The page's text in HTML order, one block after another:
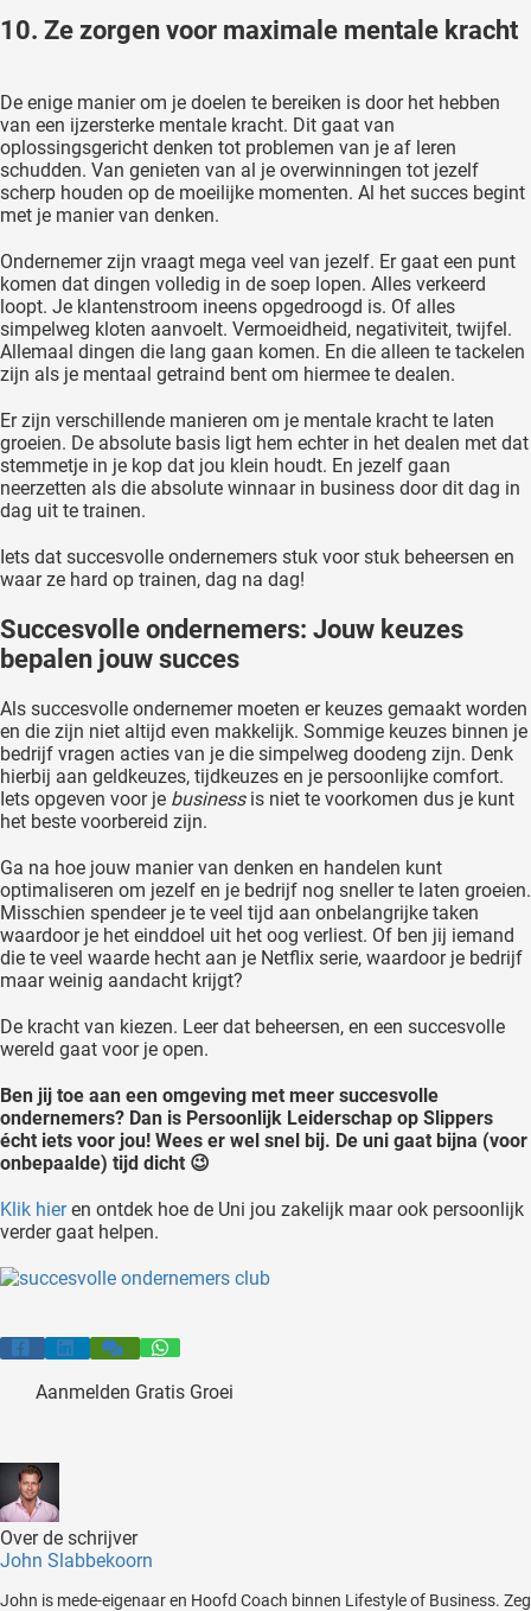
10. Ze zorgen voor maximale mentale kracht
De enige manier om je doelen te bereiken is door het hebben
van een ijzersterke mentale kracht. Dit gaat van
oplossingsgericht denken tot problemen van je af leren
schudden. Van genieten van al je overwinningen tot jezelf
scherp houden op de moeilijke momenten. Al het succes begint
met je manier van denken.
Ondernemer zijn vraagt mega veel van jezelf. Er gaat een punt
komen dat dingen volledig in de soep lopen. Alles verkeerd
loopt. Je klantenstroom ineens opgedroogd is. Of alles
simpelweg kloten aanvoelt. Vermoeidheid, negativiteit, twijfel.
Allemaal dingen die lang gaan komen. En die alleen te tackelen
zijn als je mentaal getraind bent om hiermee te dealen.
Er zijn verschillende manieren om je mentale kracht te laten
groeien. De absolute basis ligt hem echter in het dealen met dat
stemmetje in je kop dat jou klein houdt. En jezelf gaan
neerzetten als die absolute winnaar in business door dit dag in
dag uit te trainen.
Iets dat succesvolle ondernemers stuk voor stuk beheersen en
waar ze hard op trainen, dag na dag!
Succesvolle ondernemers: Jouw keuzes
bepalen jouw succes
Als succesvolle ondernemer moeten er keuzes gemaakt worden
en die zijn niet altijd even makkelijk. Sommige keuzes binnen je
bedrijf vragen acties van je die simpelweg doodeng zijn. Denk
hierbij aan geldkeuzes, tijdkeuzes en je persoonlijke comfort.
Iets opgeven voor je businessis niet te voorkomen dus je kunt
het beste voorbereid zijn.
Ga na hoe jouw manier van denken en handelen kunt
optimaliseren om jezelf en je bedrijf nog sneller te laten groeien.
Misschien spendeer je te veel tijd aan onbelangrijke taken
waardoor je het einddoel uit het oog verliest. Of ben jij iemand
die te veel waarde hecht aan je Netflix serie, waardoor je bedrijf
maar weinig aandacht krijgt?
De kracht van kiezen. Leer dat beheersen, en een succesvolle
wereld gaat voor je open.
Ben jij toe aan een omgeving met meer succesvolle
ondernemers? Dan is Persoonlijk Leiderschap op Slippers
écht iets voor jou! Wees er wel snel bij. De uni gaat bijna (voor
onbepaalde) tijd dicht 😉
Klik hieren ontdek hoe de Uni jou zakelijk maar ook persoonlijk
verder gaat helpen.
Aanmelden Gratis Groei
Over de schrijver
John Slabbekoorn
John is mede-eigenaar en Hoofd Coach binnen Lifestyle of Business. Zeg